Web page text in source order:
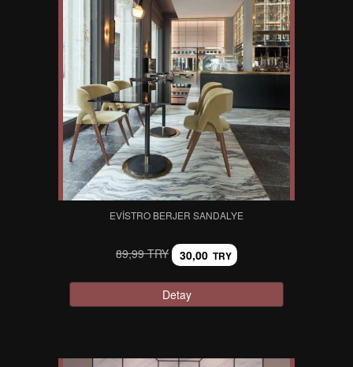
EVISTRO BERJER SANDALYE
89,99 TRY 30,00 TRY
Detay